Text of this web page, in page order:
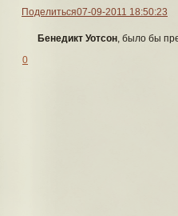
Поделиться07-09-2011 18:50:23
Бенедикт Уотсон, было бы
0